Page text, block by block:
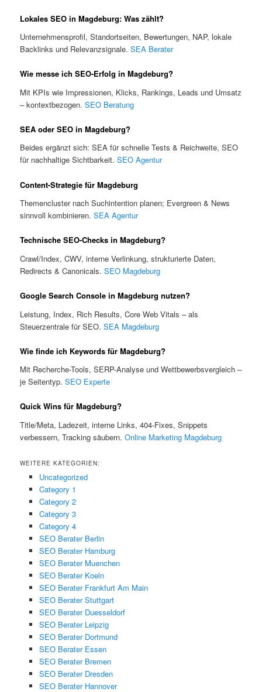
Lokales SEO in Magdeburg: Was zählt?
Unternehmensprofil, Standortseiten, Bewertungen, NAP, lokale
Backlinks und Relevanzsignale.SEA Berater
Wie messe ich SEO-Erfolg in Magdeburg?
Mit KPIs wie Impressionen, Klicks, Rankings, Leads und Umsatz
– kontextbezogen.SEO Beratung
SEA oder SEO in Magdeburg?
Beides ergänzt sich: SEA für schnelle Tests & Reichweite, SEO
für nachhaltige Sichtbarkeit.SEO Agentur
Content-Strategie für Magdeburg
Themencluster nach Suchintention planen; Evergreen & News
sinnvoll kombinieren.SEA Agentur
Technische SEO-Checks in Magdeburg?
Crawl/Index, CWV, interne Verlinkung, strukturierte Daten,
Redirects & Canonicals.SEO Magdeburg
Google Search Console in Magdeburg nutzen?
Leistung, Index, Rich Results, Core Web Vitals – als
Steuerzentrale für SEO.SEA Magdeburg
Wie finde ich Keywords für Magdeburg?
Mit Recherche-Tools, SERP-Analyse und Wettbewerbsvergleich –
je Seitentyp.SEO Experte
Quick Wins für Magdeburg?
Title/Meta, Ladezeit, interne Links, 404-Fixes, Snippets
verbessern, Tracking säubern.Online Marketing Magdeburg
WEITERE KATEGORIEN:
Uncategorized
Category 1
Category 2
Category 3
Category 4
SEO Berater Berlin
SEO Berater Hamburg
SEO Berater Muenchen
SEO Berater Koeln
SEO Berater Frankfurt Am Main
SEO Berater Stuttgart
SEO Berater Duesseldorf
SEO Berater Leipzig
SEO Berater Dortmund
SEO Berater Essen
SEO Berater Bremen
SEO Berater Dresden
SEO Berater Hannover